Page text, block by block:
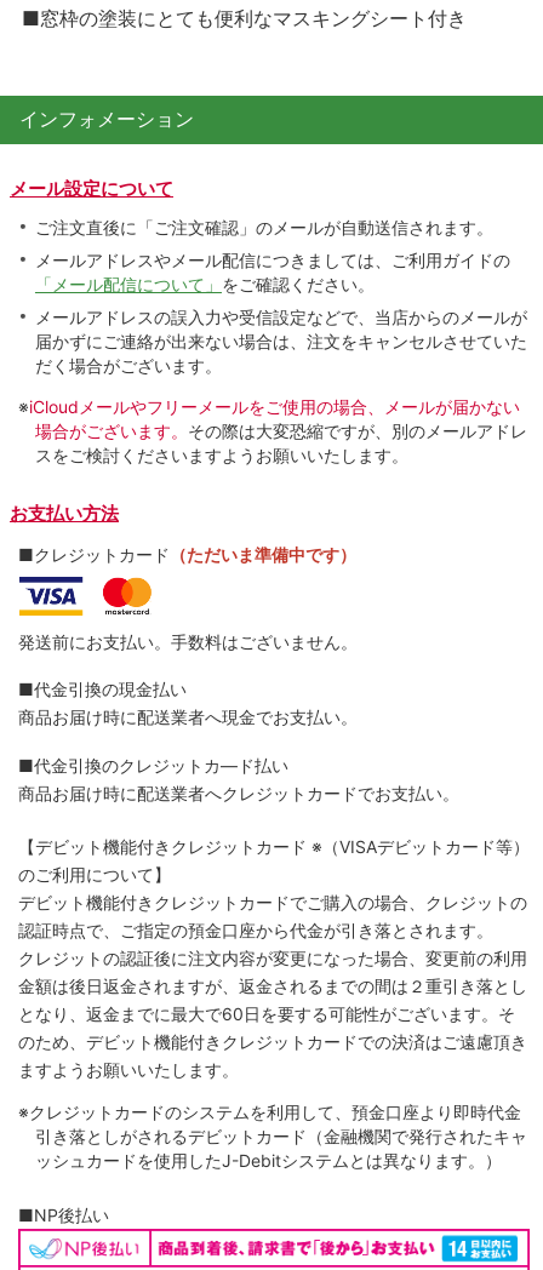
■窓枠の塗装にとても便利なマスキングシート付き
インフォメーション
メール設定について
ご注文直後に「ご注文確認」のメールが自動送信されます。
メールアドレスやメール配信につきましては、ご利用ガイドの
「メール配信について」 をご確認ください。
メールアドレスの誤入力や受信設定などで、当店からのメールが
届かずにご連絡が出来ない場合は、注文をキャンセルさせていた
だく場合がございます。
※iCloudメールやフリーメールをご使用の場合、メールが届かない
場合がございます。 その際は大変恐縮ですが、別のメールアドレ
スをご検討くださいますようお願いいたします。
お支払い方法
■クレジットカード （ただいま準備中です）
発送前にお支払い。手数料はございません。
■代金引換の現金払い
商品お届け時に配送業者へ現金でお支払い。
■代金引換のクレジットカ―ド払い
商品お届け時に配送業者へクレジットカードでお支払い。
【デビット機能付きクレジットカード ※（VISAデビットカード等）
のご利用について】
デビット機能付きクレジットカードでご購入の場合、クレジットの
認証時点で、ご指定の預金口座から代金が引き落とされます。
クレジットの認証後に注文内容が変更になった場合、変更前の利用
金額は後日返金されますが、返金されるまでの間は２重引き落とし
となり、返金までに最大で60日を要する可能性がございます。そ
のため、デビット機能付きクレジットカードでの決済はご遠慮頂き
ますようお願いいたします。
※クレジットカードのシステムを利用して、預金口座より即時代金
引き落としがされるデビットカード（金融機関で発行されたキャ
ッシュカードを使用したJ-Debitシステムとは異なります。）
■NP後払い